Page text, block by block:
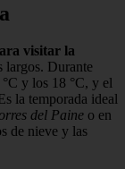
visitar la
largos. Durante
°C y los 18 °C, y el
la temporada ideal
del Paine o en
de nieve y las